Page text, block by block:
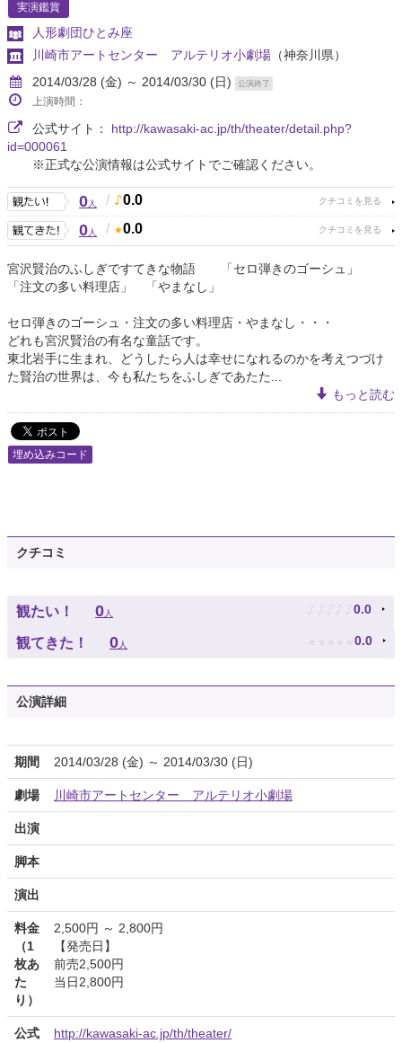
実演鑑賞
人形劇団ひとみ座
川崎市アートセンター アルテリオ小劇場 （神奈川県）
2014/03/28 (金) ～ 2014/03/30 (日)
公演終了
上演時間：
公式サイト： http://kawasaki-ac.jp/th/theater/detail.php?
id=000061
※正式な公演情報は公式サイトでご確認ください。
0人 / 0.0
0人 / 0.0
宮沢賢治のふしぎですてきな物語 「セロ弾きのゴーシュ」
「注文の多い料理店」 「やまなし」
セロ弾きのゴーシュ・注文の多い料理店・やまなし・・・
どれも宮沢賢治の有名な童話です。
東北岩手に生まれ、どうしたら人は幸せになれるのかを考えつづけ
た賢治の世界は、今も私たちをふしぎであたた...
もっと読む
埋め込みコード
クチコミ
観たい！ 0人 ♪ ♪ ♪ ♪ ♪ 0.0
観てきた！ 0人 ★ ★ ★ ★ ★ 0.0
公演詳細
期間 2014/03/28 (金) ～ 2014/03/30 (日)
劇場 川崎市アートセンター アルテリオ小劇場
出演
脚本
演出
料金
（1
枚あ
た
り）
2,500円 ～ 2,800円
【発売日】
前売2,500円
当日2,800円
公式
http://kawasaki-ac.jp/th/theater/